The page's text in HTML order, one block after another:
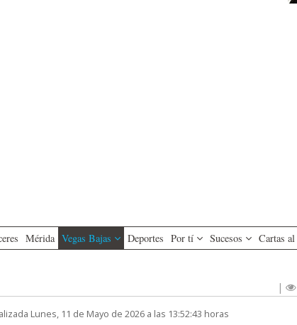
Mérida Vegas Bajas Deportes Por tí Sucesos Cartas
|
Lunes, 11 de Mayo de 2026 a las 13:52:43 horas